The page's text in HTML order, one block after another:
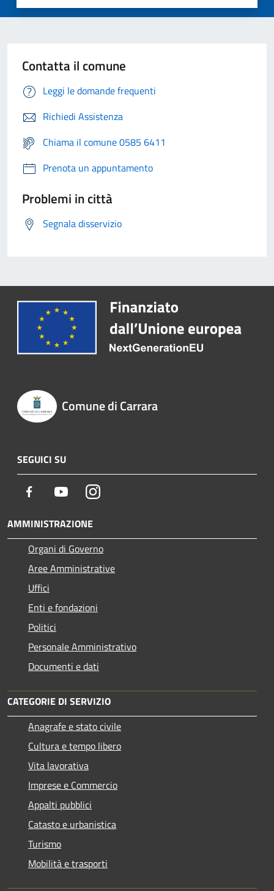
Contatta il comune
Leggi le domande frequenti
Richiedi Assistenza
Chiama il comune 0585 6411
Prenota un appuntamento
Problemi in città
Segnala disservizio
Comune di Carrara
SEGUICI SU
Facebook YoutubeInstagram
AMMINISTRAZIONE
Organi di Governo
Aree Amministrative
Uffici
Enti e fondazioni
Politici
Personale Amministrativo
Documenti e dati
CATEGORIE DI SERVIZIO
Anagrafe e stato civile
Cultura e tempo libero
Vita lavorativa
Imprese e Commercio
Appalti pubblici
Catasto e urbanistica
Turismo
Mobilità e trasporti